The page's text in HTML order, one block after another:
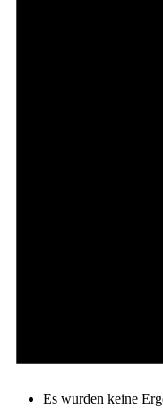
Es wurden keine